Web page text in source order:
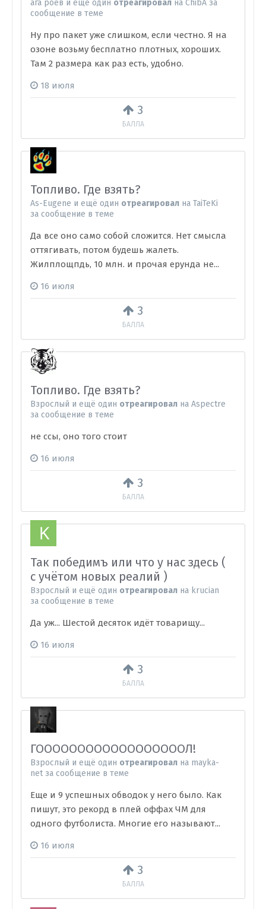
3
БАЛЛА
ага роев и ещё один отреагировал на ChibA за
сообщение в теме
Ну про пакет уже слишком, если честно. Я на
озоне возьму бесплатно плотных, хороших.
Там 2 размера как раз есть, удобно.
18 июля
3
БАЛЛА
Топливо. Где взять?
As-Eugene и ещё один отреагировал на TaiTeKi
за сообщение в теме
Да все оно само собой сложится. Нет смысла
оттягивать, потом будешь жалеть.
Жилплощпдь, 10 млн. и прочая ерунда не...
16 июля
3
БАЛЛА
Топливо. Где взять?
Взрослый и ещё один отреагировал на Aspectre
за сообщение в теме
не ссы, оно того стоит
16 июля
3
БАЛЛА
Так победимъ или что у нас здесь (
с учётом новых реалий )
Взрослый и ещё один отреагировал на krucian
за сообщение в теме
Да уж... Шестой десяток идёт товарищу...
16 июля
3
БАЛЛА
ГООООООООООООООООООЛ!
Взрослый и ещё один отреагировал на mayka-
net за сообщение в теме
Еще и 9 успешных обводок у него было. Как
пишут, это рекорд в плей оффах ЧМ для
одного футболиста. Многие его называют...
16 июля